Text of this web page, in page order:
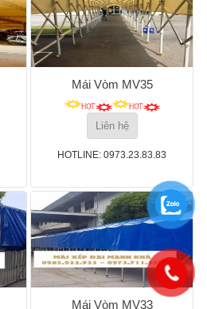
Mái Vòm MV35
Liên hệ
HOTLINE: 0973.23.83.83
Mái Vòm MV33